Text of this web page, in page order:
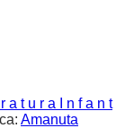
r a t u r a I n f a n t
Amanuta